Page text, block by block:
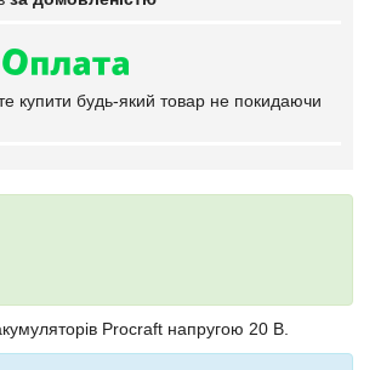
купити будь-який товар не покидаючи
Procraft напругою 20 В.